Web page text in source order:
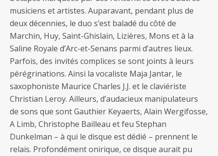
musiciens et artistes. Auparavant, pendant plus de
deux décennies, le duo s’est baladé du côté de
Marchin, Huy, Saint-Ghislain, Lizières, Mons et à la
Saline Royale d’Arc-et-Senans parmi d’autres lieux.
Parfois, des invités complices se sont joints à leurs
pérégrinations. Ainsi la vocaliste Maja Jantar, le
saxophoniste Maurice Charles J.J. et le claviériste
Christian Leroy. Ailleurs, d’audacieux manipulateurs
de sons que sont Gauthier Keyaerts, Alain Wergifosse,
A Limb, Christophe Bailleau et feu Stephan
Dunkelman – à qui le disque est dédié – prennent le
relais. Profondément onirique, ce disque aurait pu